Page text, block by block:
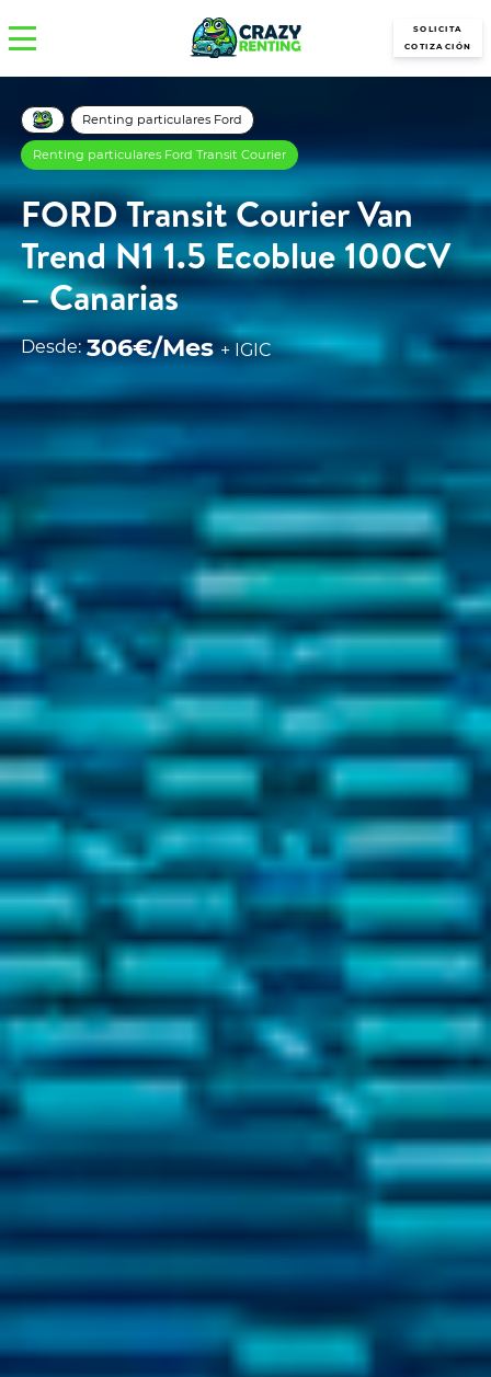
SOLICITA
COTIZACIÓN
Renting particulares Ford
Renting particulares Ford Transit Courier
FORD Transit Courier Van
Trend N1 1.5 Ecoblue 100CV
– Canarias
Desde: 306€/Mes+ IGIC